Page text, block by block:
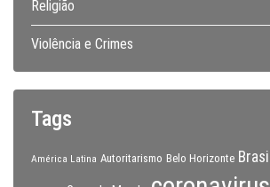
Religião
Violência e Crimes
Tags
América Latina Autoritarismo Belo Horizonte Brasil